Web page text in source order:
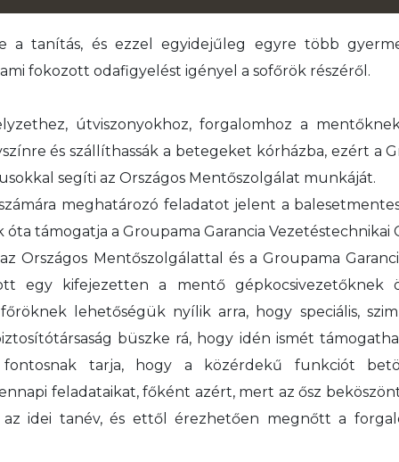
a tanítás, és ezzel egyidejűleg egyre több
fokozott odafigyelést igényel a sofőrök részéről.
útviszonyokhoz, forgalomhoz a
és szállíthassák a betegeket kórházba, ezért a
segíti az Országos Mentőszolgálat munkáját.
meghatározó feladatot jelent a
támogatja a Groupama Garancia Vezetéstechnikai
Országos Mentőszolgálattal és a Groupama
egy kifejezetten a mentő gépkocsivezetőknek
lehetőségük nyílik arra, hogy speciális,
büszke rá, hogy idén ismét
fontosnak tarja, hogy a közérdekű funkciót
feladataikat, főként azért, mert az ősz
idei tanév, és ettől érezhetően megnőtt a